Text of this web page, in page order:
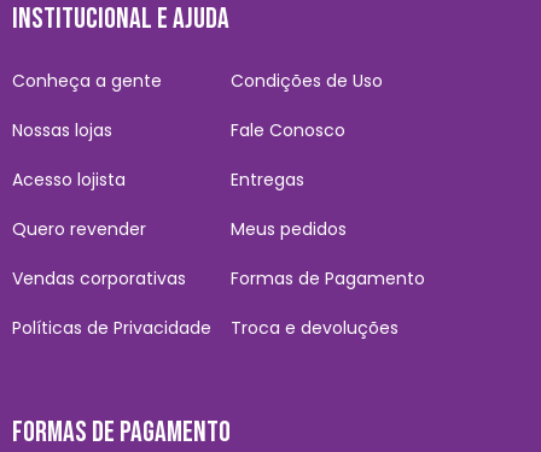
INSTITUCIONAL E AJUDA
Conheça a gente
Nossas lojas
Acesso lojista
Quero revender
Vendas corporativas
Políticas de Privacidade
Condições de Uso
Fale Conosco
Entregas
Meus pedidos
Formas de Pagamento
Troca e devoluções
FORMAS DE PAGAMENTO